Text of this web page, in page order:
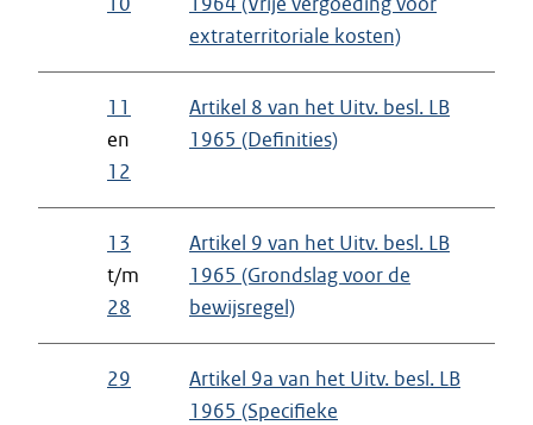
extraterritoriale kosten)
11
en
12
Artikel 8 van het Uitv. besl. LB
1965 (Definities)
13
t/m
28
Artikel 9 van het Uitv. besl. LB
1965 (Grondslag voor de
bewijsregel)
29
Artikel 9a van het Uitv. besl. LB
1965 (Specifieke